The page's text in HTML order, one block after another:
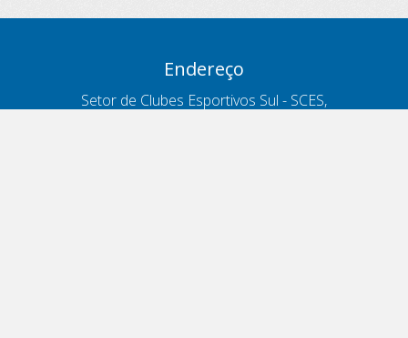
Endereço
Setor de Clubes Esportivos Sul - SCES,